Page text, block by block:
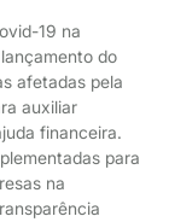
19 na
do
afetadas pela
auxiliar
financeira.
para
na